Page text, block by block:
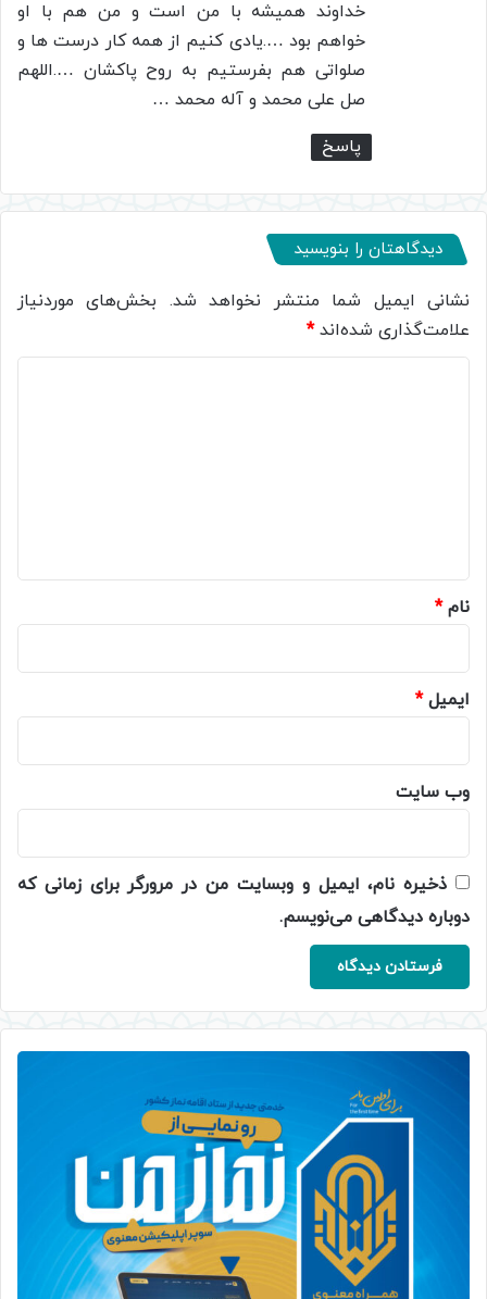
خداوند همیشه با من است و من هم با او
خواهم بود ….یادی کنیم از همه کار درست ها و
صلواتی هم بفرستیم به روح پاکشان ….اللهم
صل علی محمد و آله محمد …
پاسخ
دیدگاهتان را بنویسید
نشانی ایمیل شما منتشر نخواهد شد. بخش‌های موردنیاز
علامت‌گذاری شده‌اند*
نام*
ایمیل*
وب‌ سایت
ذخیره نام، ایمیل و وبسایت من در مرورگر برای زمانی که
دوباره دیدگاهی می‌نویسم.